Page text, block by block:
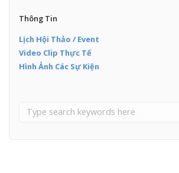
Thông Tin
Lịch Hội Thảo / Event
Video Clip Thực Tế
Hình Ảnh Các Sự Kiện